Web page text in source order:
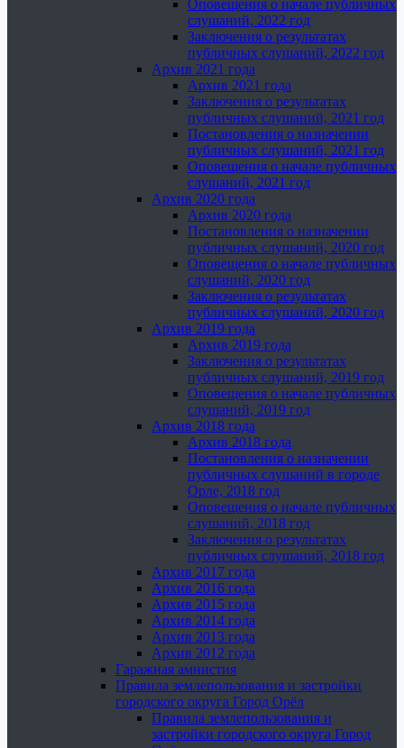
Оповещения о начале публичных
слушаний, 2022 год
Заключения о результатах
публичных слушаний, 2022 год
Архив 2021 года
Архив 2021 года
Заключения о результатах
публичных слушаний, 2021 год
Постановления о назначении
публичных слушаний, 2021 год
Оповещения о начале публичных
слушаний, 2021 год
Архив 2020 года
Архив 2020 года
Постановления о назначении
публичных слушаний, 2020 год
Оповещения о начале публичных
слушаний, 2020 год
Заключения о результатах
публичных слушаний, 2020 год
Архив 2019 года
Архив 2019 года
Заключения о результатах
публичных слушаний, 2019 год
Оповещения о начале публичных
слушаний, 2019 год
Архив 2018 года
Архив 2018 года
Постановления о назначении
публичных слушаний в городе
Орле, 2018 год
Оповещения о начале публичных
слушаний, 2018 год
Заключения о результатах
публичных слушаний, 2018 год
Архив 2017 года
Архив 2016 года
Архив 2015 года
Архив 2014 года
Архив 2013 года
Архив 2012 года
Гаражная амнистия
Правила землепользования и застройки
городского округа Город Орёл
Правила землепользования и
застройки городского округа Город